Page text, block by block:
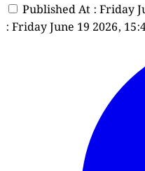
Published At : Friday
: Friday June 19 2026,